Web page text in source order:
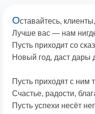
Оставайтесь,
Лучше вас — нам
Пусть приходит со
Новый год, даст дары
Пусть приходят с ним
Счастье, радости,
Пусть успехи несёт